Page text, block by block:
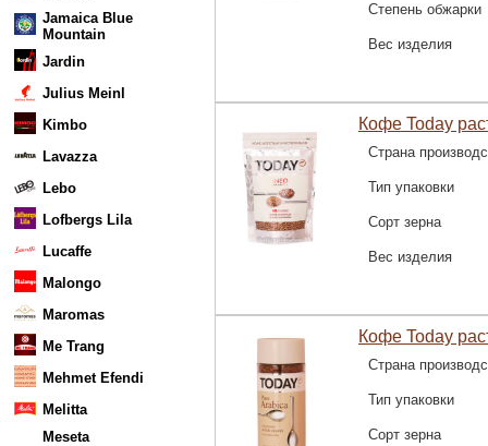
Jamaica Blue
Mountain
Jardin
Julius Meinl
Kimbo
Lavazza
Lebo
Lofbergs Lila
Lucaffe
Malongo
Maromas
Me Trang
Mehmet Efendi
Melitta
Meseta
Степень обжарки
Вес изделия
Кофе Today
Страна
Тип упаковки
Сорт зерна
Вес изделия
Кофе Today
Страна
Тип упаковки
Сорт зерна